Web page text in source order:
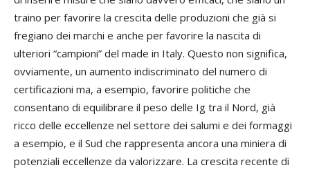
traino per favorire la crescita delle produzioni che già si
fregiano dei marchi e anche per favorire la nascita di
ulteriori “campioni” del made in Italy. Questo non significa,
ovviamente, un aumento indiscriminato del numero di
certificazioni ma, a esempio, favorire politiche che
consentano di equilibrare il peso delle Ig tra il Nord, già
ricco delle eccellenze nel settore dei salumi e dei formaggi
a esempio, e il Sud che rappresenta ancora una miniera di
potenziali eccellenze da valorizzare. La crescita recente di